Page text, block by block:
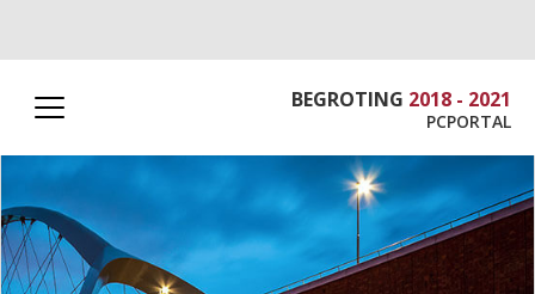
BEGROTING 2018 - 2021
PCPORTAL